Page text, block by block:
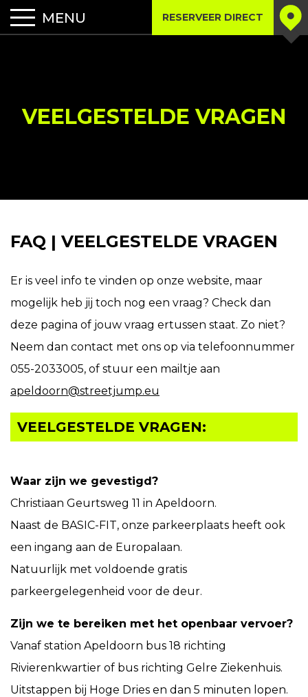
RESERVEER DIRECT
VEELGESTELDE VRAGEN
FAQ | VEELGESTELDE VRAGEN
Er is veel info te vinden op onze website, maar
mogelijk heb jij toch nog een vraag? Check dan
deze pagina of jouw vraag ertussen staat. Zo niet?
Neem dan contact met ons op via telefoonnummer
055-2033005, of stuur een mailtje aan
apeldoorn@streetjump.eu
VEELGESTELDE VRAGEN:
Waar zijn we gevestigd?
Christiaan Geurtsweg 11 in Apeldoorn.
Naast de BASIC-FIT, onze parkeerplaats heeft ook
een ingang aan de Europalaan.
Natuurlijk met voldoende gratis
parkeergelegenheid voor de deur.
Zijn we te bereiken met het openbaar vervoer?
Vanaf station Apeldoorn bus 18 richting
Rivierenkwartier of bus richting Gelre Ziekenhuis.
Uitstappen bij Hoge Dries en dan 5 minuten lopen.